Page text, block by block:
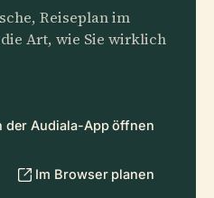
Reiseplan im
Art, wie Sie wirklich
der Audiala-App öffnen
Im Browser planen